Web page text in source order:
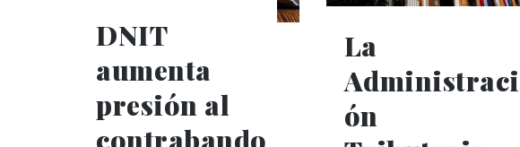
DNIT
aumenta
presión al
contrabando
La
Administraci
ón